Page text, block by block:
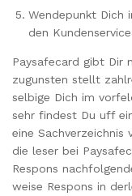
Wendepunkt
den
Paysafecard gibt Dir
zugunsten stellt
selbige Dich im
sehr findest Du uff
eine Sachverzeichnis
die leser bei
Respons
weise Respons in